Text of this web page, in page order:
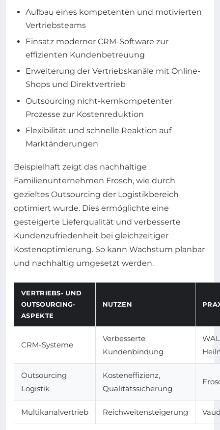
Aufbau eines kompetenten und motivierten
Vertriebsteams
Einsatz moderner CRM-Software zur
effizienten Kundenbetreuung
Erweiterung der Vertriebskanäle mit Online-
Shops und Direktvertrieb
Outsourcing nicht-kernkompetenter
Prozesse zur Kostenreduktion
Flexibilität und schnelle Reaktion auf
Marktänderungen
Beispielhaft zeigt das nachhaltige
Familienunternehmen Frosch, wie durch
gezieltes Outsourcing der Logistikbereich
optimiert wurde. Dies ermöglichte eine
gesteigerte Lieferqualität und verbesserte
Kundenzufriedenheit bei gleichzeitiger
Kostenoptimierung. So kann Wachstum planbar
und nachhaltig umgesetzt werden.
VERTRIEBS- UND
OUTSOURCING-
ASPEKTE
NUTZEN
CRM-Systeme
Verbesserte
Kundenbindung
Outsourcing
Logistik
Kosteneffizienz,
Qualitätssicherung
Multikanalvertrieb Reichweitensteigerung